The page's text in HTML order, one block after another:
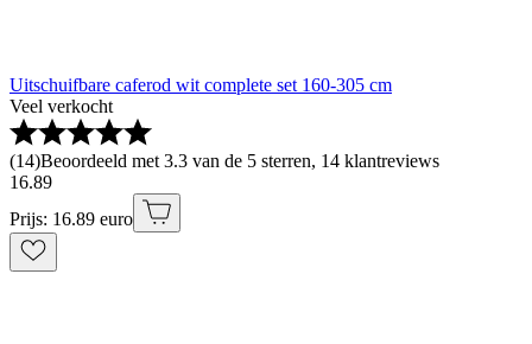
Uitschuifbare caferod wit complete set 160-305 cm
Veel verkocht
(14)Beoordeeld met 3.3 van de 5 sterren, 14 klantreviews
16.89
Prijs: 16.89 euro